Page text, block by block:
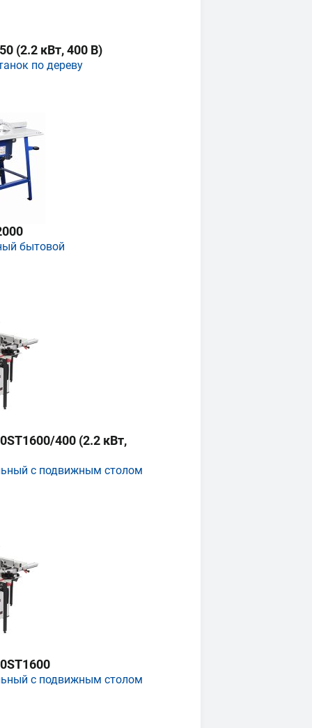
(2.2 кВт, 400 В)
по дереву
бытовой
400 (2.2 кВт,
с подвижным столом
с подвижным столом